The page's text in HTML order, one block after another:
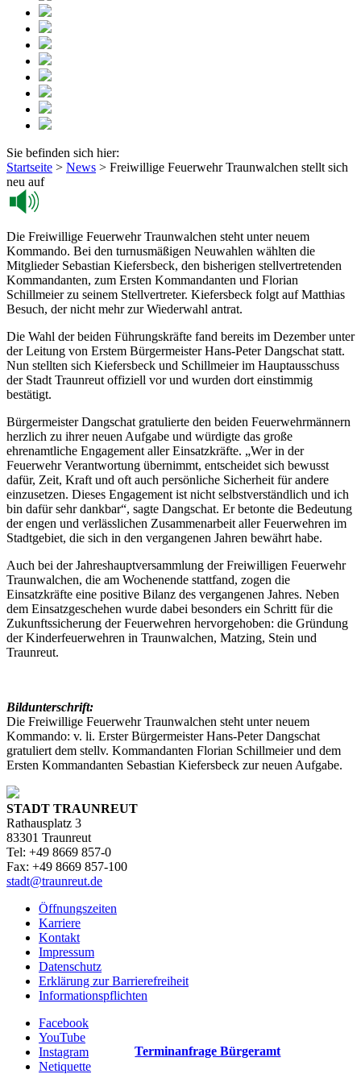
Sie befinden sich hier:
Startseite > News > Freiwillige Feuerwehr Traunwalchen stellt sich
neu auf
Die Freiwillige Feuerwehr Traunwalchen steht unter neuem
Kommando. Bei den turnusmäßigen Neuwahlen wählten die
Mitglieder Sebastian Kiefersbeck, den bisherigen stellvertretenden
Kommandanten, zum Ersten Kommandanten und Florian
Schillmeier zu seinem Stellvertreter. Kiefersbeck folgt auf Matthias
Besuch, der nicht mehr zur Wiederwahl antrat.
Die Wahl der beiden Führungskräfte fand bereits im Dezember unter
der Leitung von Erstem Bürgermeister Hans-Peter Dangschat statt.
Nun stellten sich Kiefersbeck und Schillmeier im Hauptausschuss
der Stadt Traunreut offiziell vor und wurden dort einstimmig
bestätigt.
Bürgermeister Dangschat gratulierte den beiden Feuerwehrmännern
herzlich zu ihrer neuen Aufgabe und würdigte das große
ehrenamtliche Engagement aller Einsatzkräfte. „Wer in der
Feuerwehr Verantwortung übernimmt, entscheidet sich bewusst
dafür, Zeit, Kraft und oft auch persönliche Sicherheit für andere
einzusetzen. Dieses Engagement ist nicht selbstverständlich und ich
bin dafür sehr dankbar“, sagte Dangschat. Er betonte die Bedeutung
der engen und verlässlichen Zusammenarbeit aller Feuerwehren im
Stadtgebiet, die sich in den vergangenen Jahren bewährt habe.
Auch bei der Jahreshauptversammlung der Freiwilligen Feuerwehr
Traunwalchen, die am Wochenende stattfand, zogen die
Einsatzkräfte eine positive Bilanz des vergangenen Jahres. Neben
dem Einsatzgeschehen wurde dabei besonders ein Schritt für die
Zukunftssicherung der Feuerwehren hervorgehoben: die Gründung
der Kinderfeuerwehren in Traunwalchen, Matzing, Stein und
Traunreut.
Bildunterschrift:
Die Freiwillige Feuerwehr Traunwalchen steht unter neuem
Kommando: v. li. Erster Bürgermeister Hans-Peter Dangschat
gratuliert dem stellv. Kommandanten Florian Schillmeier und dem
Ersten Kommandanten Sebastian Kiefersbeck zur neuen Aufgabe.
STADT TRAUNREUT
Rathausplatz 3
83301 Traunreut
Tel: +49 8669 857-0
Fax: +49 8669 857-100
stadt@traunreut.de
Öffnungszeiten
Karriere
Kontakt
Impressum
Datenschutz
Erklärung zur Barrierefreiheit
Informationspflichten
Facebook
YouTube
Instagram
Netiquette
Terminanfrage Bürgeramt